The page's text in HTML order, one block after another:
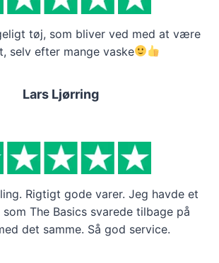
tøj, som bliver ved med at være
selv efter mange vaske
Lars Ljørring
Rigtigt gode varer. Jeg havde et
The Basics svarede tilbage på
det samme. Så god service.